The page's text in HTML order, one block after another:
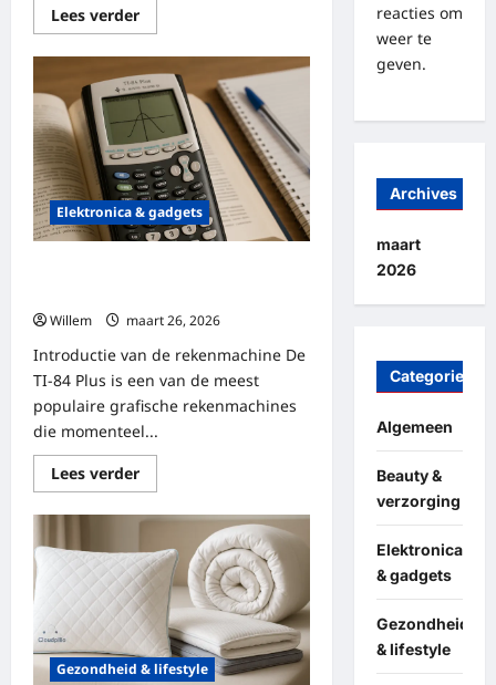
Lees verderLees
meer
Ontdek
de
wereld
van
parfum
en
schoonheid
Elektronica & gadgets
Willem
maart 26, 2026
Introductie van de rekenmachine De
TI-84 Plus is een van de meest
populaire grafische rekenmachines
die momenteel...
Lees verderLees
meer
Alles
je
moet
weten
over
de
ti-
84
plus
rekenmachine
Gezondheid & lifestyle
reacties om
weer te
geven.
Archives
maart
2026
Categories
Algemeen
Beauty &
verzorging
Elektronica
& gadgets
Gezondheid
& lifestyle